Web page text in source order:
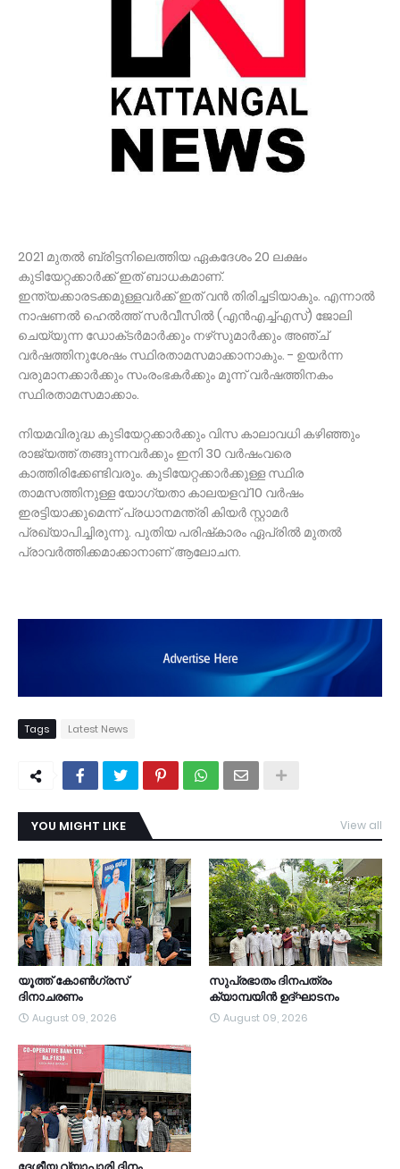
2021 മുതൽ ബ്രിട്ടനിലെത്തിയ ഏകദേശം 20 ലക്ഷം
കുടിയേറ്റക്കാർക്ക് ഇത്‌ ബാധകമാണ്‌.
ഇന്ത്യക്കാരടക്കമുള്ളവർക്ക്‌ ഇത്‌ വൻ തിരിച്ചടിയാകും. എന്നാൽ
നാഷണൽ ഹെൽത്ത് സർവീസിൽ (എൻഎച്ച്എസ്) ജോലി
ചെയ്യുന്ന ഡോക്‌ടർമാർക്കും നഴ്‌സുമാർക്കും അഞ്ച്
വർഷത്തിനുശേഷം സ്ഥിരതാമസമാക്കാനാകും. - ഉയർന്ന
വരുമാനക്കാർക്കും സംരംഭകർക്കും മൂന്ന് വർഷത്തിനകം
സ്ഥിരതാമസമാക്കാം.
നിയമവിരുദ്ധ കുടിയേറ്റക്കാർക്കും വിസ കാലാവധി കഴിഞ്ഞും
രാജ്യത്ത് തങ്ങുന്നവർക്കും ഇനി 30 വർഷംവരെ
കാത്തിരിക്കേണ്ടിവരും. കുടിയേറ്റക്കാർക്കുള്ള സ്ഥിര
താമസത്തിനുള്ള യോഗ്യതാ കാലയളവ് 10 വർഷം
ഇരട്ടിയാക്കുമെന്ന് പ്രധാനമന്ത്രി കിയർ സ്റ്റാമർ
പ്രഖ്യാപിച്ചിരുന്നു. പുതിയ പരിഷ്‌കാരം ഏപ്രിൽ മുതൽ
പ്രാവർത്തിക്കമാക്കാനാണ്‌ ആലോചന.
Tags Latest News
YOU MIGHT LIKE View all
യൂത്ത് കോൺഗ്രസ്
ദിനാചരണം
August 09, 2026
സുപ്രഭാതം ദിനപത്രം
ക്യാമ്പയിൻ ഉദ്ഘാടനം
August 09, 2026